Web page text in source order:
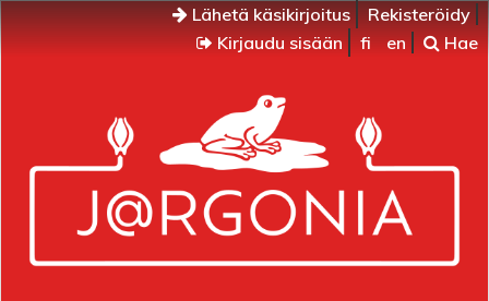
Lähetä käsikirjoitus
Rekisteröidy
Kirjaudu sisään
fi en Hae